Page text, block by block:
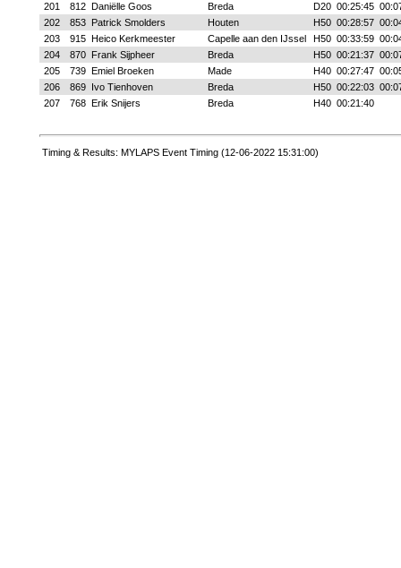
201
812 Daniëlle Goos Breda D20 00:25:45
202
853 Patrick Smolders Houten H50 00:28:57
203
915 Heico Kerkmeester Capelle aan den IJssel H50 00:33:59
204
870 Frank Sijpheer Breda H50 00:21:37
205
739 Emiel Broeken Made H40 00:27:47
206
869 Ivo Tienhoven Breda H50 00:22:03
207
768 Erik Snijers Breda H40 00:21:40
Timing & Results: MYLAPS Event Timing (12-06-2022 15:31:00)